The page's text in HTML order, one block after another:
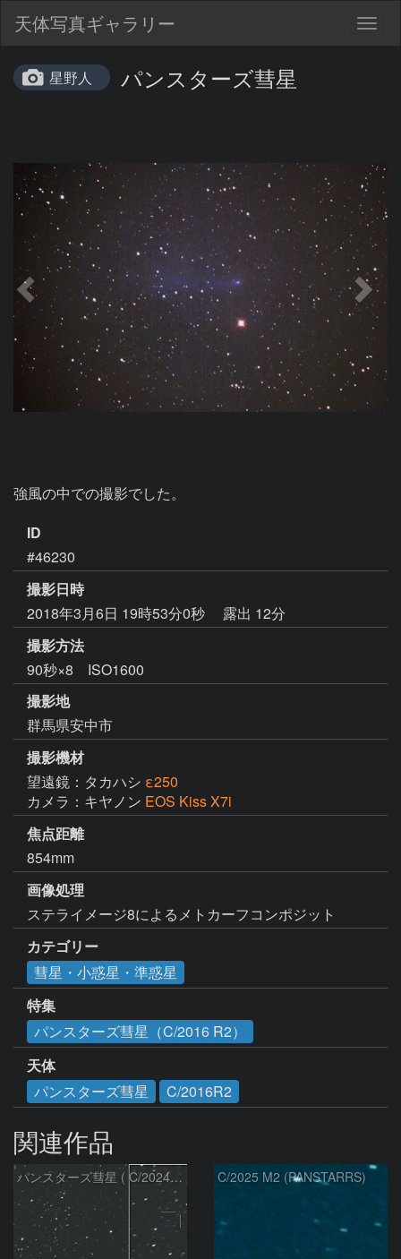
天体写真ギャラリー
星野人 パンスターズ彗星
強風の中での撮影でした。
ID
#46230
撮影日時
2018年3月6日 19時53分0秒
露出 12分
撮影方法
90秒×8 ISO1600
撮影地
群馬県安中市
撮影機材
望遠鏡：タカハシ ε250
カメラ：キヤノン EOS Kiss X7i
焦点距離
854mm
画像処理
ステライメージ8によるメトカーフコンポジット
カテゴリー
彗星・小惑星・準惑星
特集
パンスターズ彗星（C/2016 R2）
天体
パンスターズ彗星
C/2016R2
関連作品
パンスターズ彗星 ( C/2024R4 )：2026/07/27 C/2025 M2 (PANSTARRS)